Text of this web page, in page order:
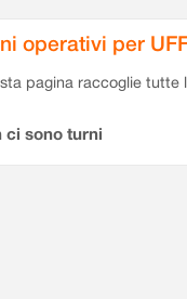
operativi per
pagina raccoglie tutte
ci sono turni